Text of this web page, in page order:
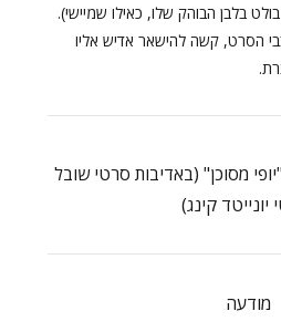
בלבן הבוהק שלו, כאילו שמיישי).
הסרט, קשה להישאר אדיש אליו
מסוכן" (באדיבות סרטי שובל
יונייטד קינג)
מודעה